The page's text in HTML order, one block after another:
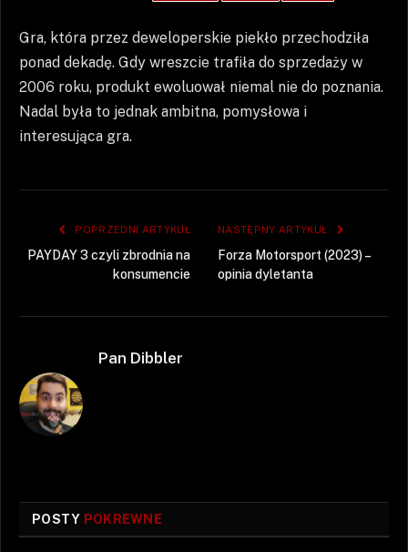
Gra, która przez deweloperskie piekło przechodziła
ponad dekadę. Gdy wreszcie trafiła do sprzedaży w
2006 roku, produkt ewoluował niemal nie do poznania.
Nadal była to jednak ambitna, pomysłowa i
interesująca gra.
POPRZEDNI ARTYKUŁ
PAYDAY 3 czyli zbrodnia na
konsumencie
NASTĘPNY ARTYKUŁ
Forza Motorsport (2023) –
opinia dyletanta
Pan Dibbler
POSTY POKREWNE